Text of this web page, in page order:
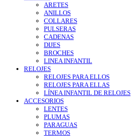
ARETES
ANILLOS
COLLARES
PULSERAS
CADENAS
DIJES
BROCHES
LINEA INFANTIL
RELOJES
RELOJES PARA ELLOS
RELOJES PARA ELLAS
LÍNEA INFANTIL DE RELOJES
ACCESORIOS
LENTES
PLUMAS
PARAGUAS
TERMOS